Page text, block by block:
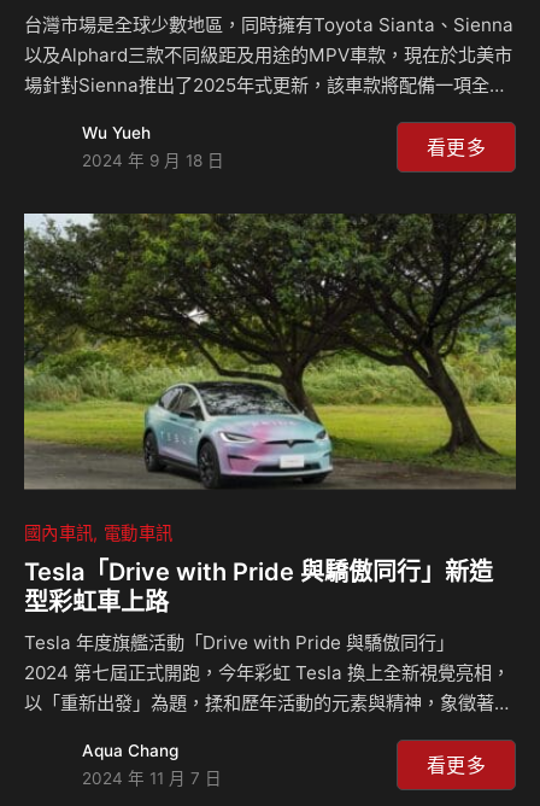
台灣市場是全球少數地區，同時擁有Toyota Sianta、Sienna
以及Alphard三款不同級距及用途的MPV車款，現在於北美市
場針對Sienna推出了2025年式更新，該車款將配備一項全新
這項技術名為「後座提醒系統」，當車輛檢測到後座上有乘客
且駕駛離開車輛時，系統會自動向駕駛者的手機發送提醒，如
的兒童安全。這是Toyota在汽車安全領域的一項創新舉措。
Toyota之所以開發這套系統，是因為每年全球都有許多兒童
因被意外遺忘在車內而發生不幸事件，尤其在炎熱的天氣下，
車內溫度迅速上升…
Wu Yueh
2024 年 9 月 18 日
看更多
國內車訊 電動車訊
Tesla「Drive with Pride 與驕傲同行」新造
型彩虹車上路
Tesla 年度旗艦活動「Drive with Pride 與驕傲同行」
2024 第七屆正式開跑，今年彩虹 Tesla 換上全新視覺亮相，
以「重新出發」為題，揉和歷年活動的元素與精神，象徵著迎
紀錄短片，再度號召全台車主與民眾一起提案，即有機會駕駛
全新彩虹 Tesla 電動車三天兩夜。 今年發布的彩虹車紀錄短
Aqua Chang
2024 年 11 月 7 日
看更多